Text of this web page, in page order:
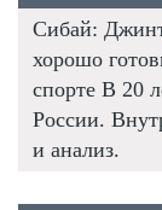
Сибай:
хорошо
спорте В 20
России.
и анализ.